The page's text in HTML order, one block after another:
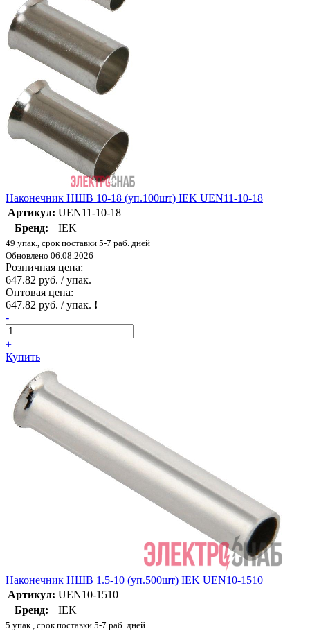
Наконечник НШВ 10-18 (уп.100шт) IEK UEN11-10-18
Артикул: UEN11-10-18
Бренд:
IEK
49 упак., срок поставки 5-7 раб. дней
Обновлено 06.08.2026
Розничная цена:
647.82 руб. / упак.
Оптовая цена:
647.82 руб. / упак. !
-
+
Купить
Наконечник НШВ 1.5-10 (уп.500шт) IEK UEN10-1510
Артикул: UEN10-1510
Бренд:
IEK
5 упак., срок поставки 5-7 раб. дней